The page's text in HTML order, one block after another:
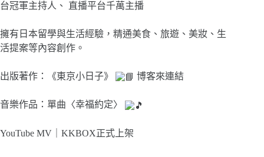
台冠軍主持人、 直播平台千萬主播
擁有日本留學與生活經驗，精通美食、旅遊、美妝、生
活提案等內容創作。
出版著作：《東京小日子》 博客來連結
音樂作品：單曲〈幸福約定〉
YouTube MV｜ KKBOX正式上架